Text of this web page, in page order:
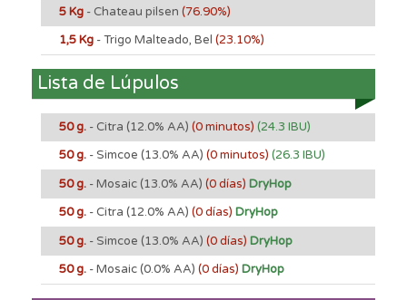
5 Kg - Chateau pilsen (76.90%)
1,5 Kg - Trigo Malteado, Bel (23.10%)
Lista de Lúpulos
50 g. - Citra (12.0% AA) (0 minutos) (24.3 IBU)
50 g. - Simcoe (13.0% AA) (0 minutos) (26.3 IBU)
50 g. - Mosaic (13.0% AA) (0 días) DryHop
50 g. - Citra (12.0% AA) (0 días) DryHop
50 g. - Simcoe (13.0% AA) (0 días) DryHop
50 g. - Mosaic(0.0% AA) (0 días) DryHop